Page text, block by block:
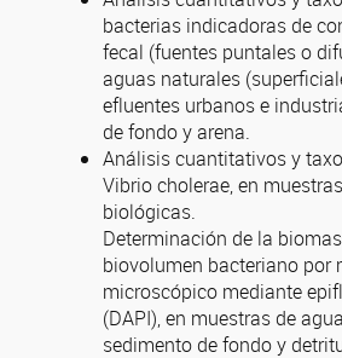
bacterias indicadoras de
fecal (fuentes puntales o
aguas naturales
efluentes urbanos e
de fondo y arena.
Análisis cuantitativos y
Vibrio cholerae, en
biológicas.
Determinación de la
biovolumen bacteriano por
microscópico mediante
(DAPI), en muestras de
sedimento de fondo y